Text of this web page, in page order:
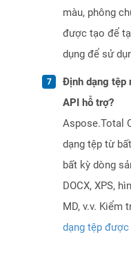
màu, phông
được tạo để
dụng để sử
Định dạng tệp
API hỗ trợ?
Aspose.Total
dạng tệp từ
bất kỳ dòng
DOCX, XPS,
MD, v.v. Kiểm
dạng tệp